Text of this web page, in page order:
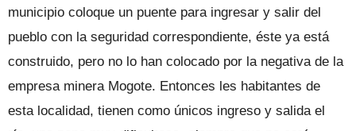
municipio coloque un puente para ingresar y salir del
pueblo con la seguridad correspondiente, éste ya está
construido, pero no lo han colocado por la negativa de la
empresa minera Mogote. Entonces les habitantes de
esta localidad, tienen como únicos ingreso y salida el